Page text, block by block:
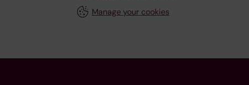
Manage your cookies